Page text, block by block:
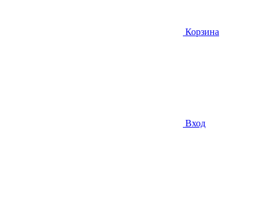
Корзина
Вход